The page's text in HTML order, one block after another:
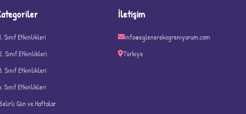
Sınıf Etkinlikleri
Sınıf Etkinlikleri
Sınıf Etkinlikleri
Sınıf Etkinlikleri
Gün ve Haftalar
İletişim
info@eglenerekogreniyorum.com
Türkiye